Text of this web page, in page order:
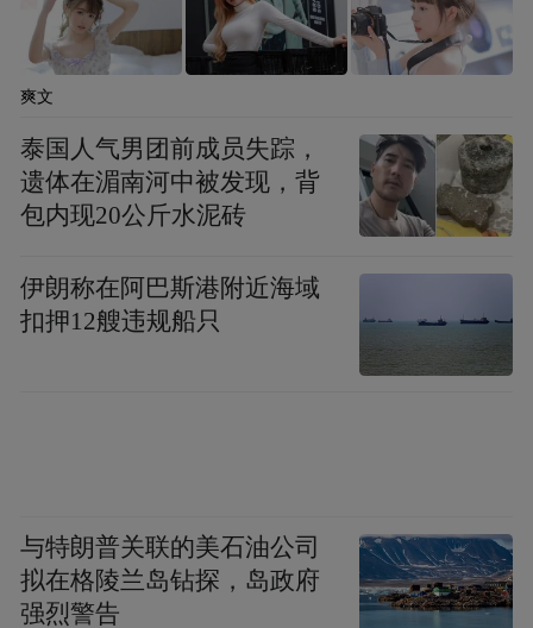
桥村立足村内资源禀赋，深挖夏李小学、原
翻身村部、稻米加工厂等闲置资产潜力，通
过整修招租、市场化运营等方式盘活资源，
实现年稳定增收45万元。该村坚持“取之于
村，用之于村”，将集体经济收益全部用于基
础设施建设与民生服务，形成“产业强”支撑
“治理优”的良性循环。同时，广泛发动党员
代表、志愿者等群体投身乡村建设，常态化
开展政策宣传、文明劝导等志愿服务，带动
爽文
泰国人气男团前成员失踪，
遗体在湄南河中被发现，背
包内现20公斤水泥砖
伊朗称在阿巴斯港附近海域
扣押12艘违规船只
与特朗普关联的美石油公司
拟在格陵兰岛钻探，岛政府
强烈警告